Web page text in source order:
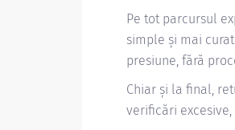
Pe tot parcursul
simple și mai
presiune, fără
Chiar și la final,
verificări